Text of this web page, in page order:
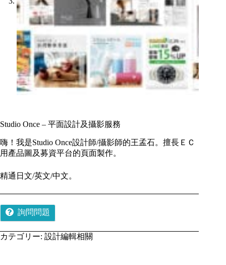
Studio Once – 平面設計及攝影服務
嗨！我是Studio Once設計師/攝影師的王孟石。擅長ＥＣ
用產品圖及募資平台的頁面製作。
精通日文/英文/中文。
詢問問題
カテゴリー: 設計編輯相關